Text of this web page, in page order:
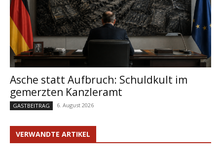
Asche statt Aufbruch: Schuldkult im
gemerzten Kanzleramt
GASTBEITRAG 6. August 2026
VERWANDTE ARTIKEL